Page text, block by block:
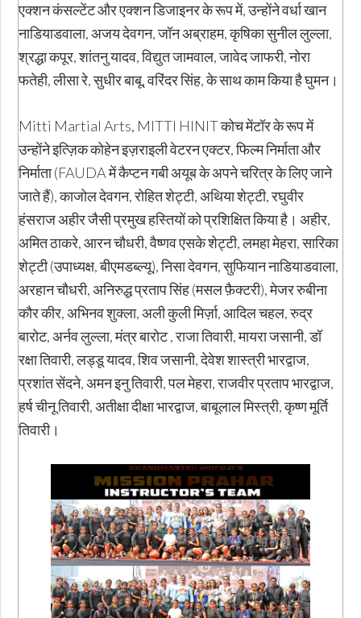
एक्शन कंसल्टेंट और एक्शन डिजाइनर के रूप में, उन्होंने वर्धा खान
नाडियाडवाला, अजय देवगन, जॉन अब्राहम, कृषिका सुनील लुल्ला,
श्रद्धा कपूर, शांतनु यादव, विद्युत जामवाल, जावेद जाफरी, नोरा
फतेही, लीसा रे, सुधीर बाबू, वरिंदर सिंह, के साथ काम किया है घुमन।
Mitti Martial Arts, MITTI HINIT कोच मेंटॉर के रूप में
उन्होंने इत्ज़िक कोहेन इज़राइली वेटरन एक्टर, फिल्म निर्माता और
निर्माता (FAUDA में कैप्टन गबी अयूब के अपने चरित्र के लिए जाने
जाते हैं), काजोल देवगन, रोहित शेट्टी, अथिया शेट्टी, रघुवीर
हंसराज अहीर जैसी प्रमुख हस्तियों को प्रशिक्षित किया है। अहीर,
अमित ठाकरे, आरन चौधरी, वैष्णव एसके शेट्टी, लमहा मेहरा, सारिका
शेट्टी (उपाध्यक्ष, बीएमडब्ल्यू), निसा देवगन, सुफियान नाडियाडवाला,
अरहान चौधरी, अनिरुद्ध प्रताप सिंह (मसल फ़ैक्टरी), मेजर रुबीना
कौर कीर, अभिनव शुक्ला, अली कुली मिर्ज़ा, आदिल चहल, रुद्र
बारोट, अर्नव लुल्ला, मंत्र बारोट , राजा तिवारी, मायरा जसानी, डॉ
रक्षा तिवारी, लड्डू यादव, शिव जसानी, देवेश शास्त्री भारद्वाज,
प्रशांत सेंदने, अमन इनु तिवारी, पल मेहरा, राजवीर प्रताप भारद्वाज,
हर्ष चीनू तिवारी, अतीक्षा दीक्षा भारद्वाज, बाबूलाल मिस्त्री, कृष्ण मूर्ति
तिवारी।